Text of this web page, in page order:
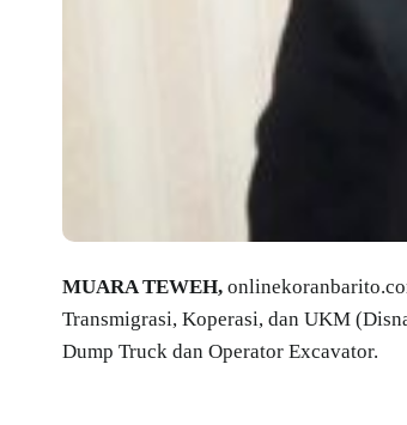
MUARA TEWEH,
Transmigrasi, Koperasi, dan UKM
Dump Truck dan Operator Excavator.